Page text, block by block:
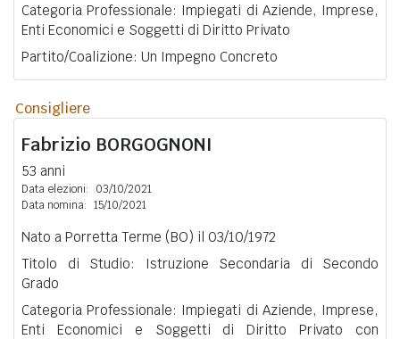
Categoria Professionale: Impiegati di Aziende, Imprese,
Enti Economici e Soggetti di Diritto Privato
Partito/Coalizione: Un Impegno Concreto
Consigliere
Fabrizio BORGOGNONI
53 anni
Data elezioni:
03/10/2021
Data nomina: 15/10/2021
Nato a Porretta Terme (BO) il 03/10/1972
Titolo di Studio: Istruzione Secondaria di Secondo
Grado
Categoria Professionale: Impiegati di Aziende, Imprese,
Enti Economici e Soggetti di Diritto Privato con